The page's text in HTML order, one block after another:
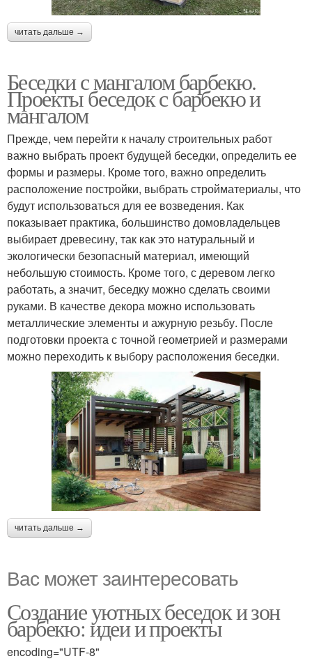
читать дальше →
Беседки с мангалом барбекю.
Проекты беседок с барбекю и
мангалом
Прежде, чем перейти к началу строительных работ
важно выбрать проект будущей беседки, определить ее
формы и размеры. Кроме того, важно определить
расположение постройки, выбрать стройматериалы, что
будут использоваться для ее возведения. Как
показывает практика, большинство домовладельцев
выбирает древесину, так как это натуральный и
экологически безопасный материал, имеющий
небольшую стоимость. Кроме того, с деревом легко
работать, а значит, беседку можно сделать своими
руками. В качестве декора можно использовать
металлические элементы и ажурную резьбу. После
подготовки проекта с точной геометрией и размерами
можно переходить к выбору расположения беседки.
читать дальше →
Вас может заинтересовать
Создание уютных беседок и зон
барбекю: идеи и проекты
encoding="UTF-8"